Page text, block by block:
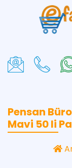
Pensan
Mavi 50 li